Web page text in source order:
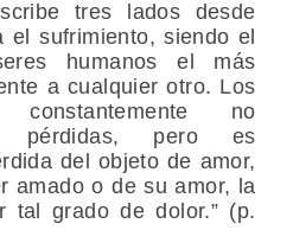
tres lados desde
el sufrimiento, siendo el
humanos el más
a cualquier otro. Los
no
pérdidas, pero es
del objeto de amor,
amado o de su amor, la
tal grado de dolor.” (p.